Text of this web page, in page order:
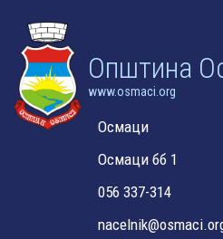
Oпштина
www.osmaci.org
Осмаци
Осмаци бб 1
056 337-314